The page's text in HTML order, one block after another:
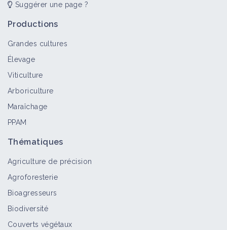
Double culture blé-soja en
Suggérer une page ?
Productions
Grandes cultures
Élevage
Viticulture
Arboriculture
Maraîchage
PPAM
Thématiques
Agriculture de précision
Agroforesterie
Bioagresseurs
Biodiversité
Couverts végétaux